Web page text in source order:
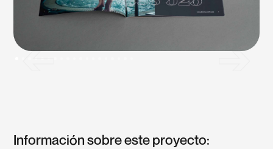
Información sobre este proyecto: